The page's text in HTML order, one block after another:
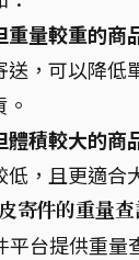
重量較重的商
，可以降低
體積較大的商
，且更適合
寄件的重量查
平台提供重量